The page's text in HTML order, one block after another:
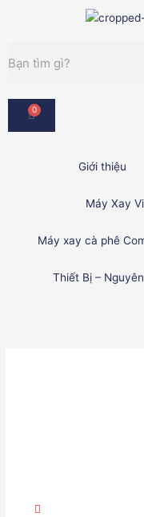
dung
kiếm
0
Cart
Giới thiệu
Máy Xay
Máy xay cà phê
Thiết Bị –